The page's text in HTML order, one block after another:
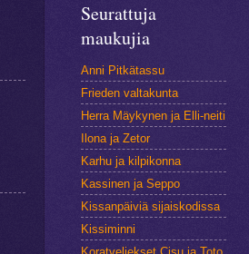
Seurattuja
maukujia
Anni Pitkätassu
Frieden valtakunta
Herra Mäykynen ja Elli-neiti
Ilona ja Zetor
Karhu ja kilpikonna
Kassinen ja Seppo
Kissanpäiviä sijaiskodissa
Kissiminni